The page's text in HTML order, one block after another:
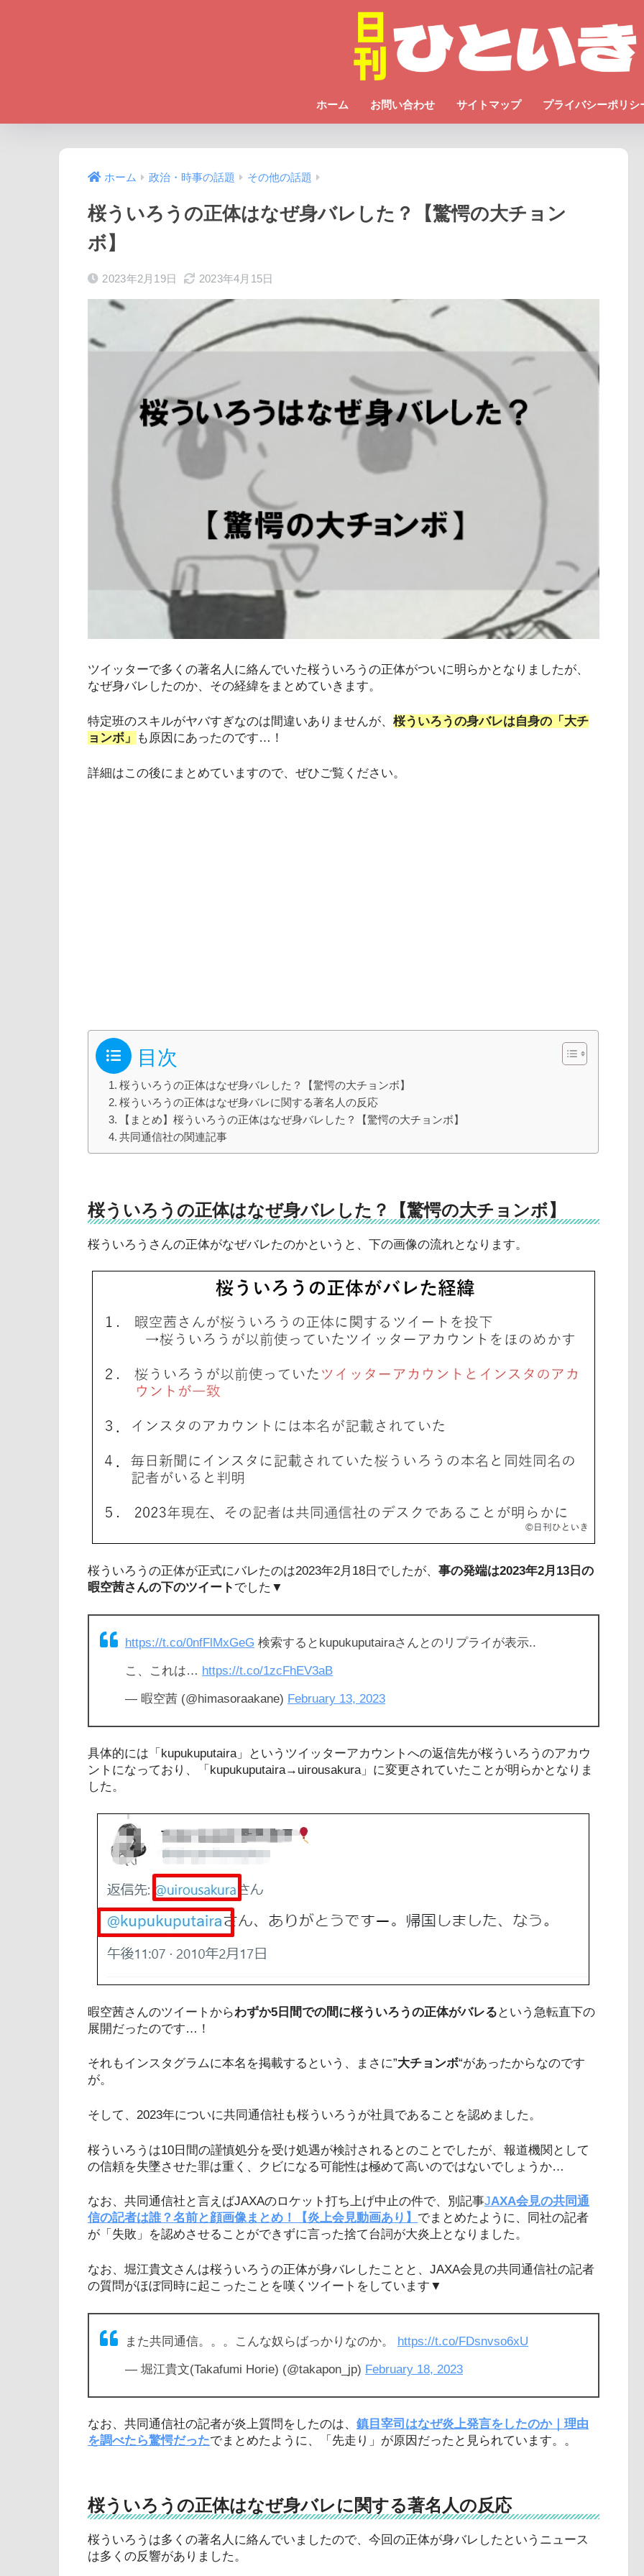
ホーム お問い合わせ サイトマップ プライバシーポリシ
ホーム 政治・時事の話題 その他の話題
桜ういろうの正体はなぜ身バレした？【驚愕の大チョン
ボ】
2023年2月19日 2023年4月15日
ツイッターで多くの著名人に絡んでいた桜ういろうの正体がついに明らかとなりましたが、
なぜ身バレしたのか、その経緯をまとめていきます。
特定班のスキルがヤバすぎなのは間違いありませんが、 桜ういろうの身バレは自身の「大チ
ョンボ」
も原因にあったのです…！
詳細はこの後にまとめていますので、ぜひご覧ください。
目次
桜ういろうの正体はなぜ身バレした？【驚愕の大チョンボ】
桜ういろうの正体はなぜ身バレに関する著名人の反応
【まとめ】桜ういろうの正体はなぜ身バレした？【驚愕の大チョンボ】
共同通信社の関連記事
桜ういろうの正体はなぜ身バレした？【驚愕の大チョンボ】
桜ういろうさんの正体がなぜバレたのかというと、下の画像の流れとなります。
桜ういろうの正体が正式にバレたのは2023年2月18日でしたが、 事の発端は2023年2月13日の
暇空茜さんの下のツイート でした▼
https://t.co/0nfFlMxGeG 検索するとkupukuputairaさんとのリプライが表示..
こ、これは… https://t.co/1zcFhEV3aB
— 暇空茜 (@himasoraakane) February 13, 2023
具体的には「kupukuputaira」というツイッターアカウントへの返信先が桜ういろうのアカウ
ントになっており、「kupukuputaira→uirousakura」に変更されていたことが明らかとなりま
した。
暇空茜さんのツイートからわずか5日間での間に桜ういろうの正体がバレる という急転直下の
展開だったのです…！
それもインスタグラムに本名を掲載するという、まさに”大チョンボ“があったからなのです
が。
そして、2023年についに共同通信社も桜ういろうが社員であることを認めました。
桜ういろうは10日間の謹慎処分を受け処遇が検討されるとのことでしたが、報道機関として
の信頼を失墜させた罪は重く、クビになる可能性は極めて高いのではないでしょうか…
なお、共同通信社と言えばJAXAのロケット打ち上げ中止の件で、別記事JAXA会見の共同通
信の記者は誰？名前と顔画像まとめ！【炎上会見動画あり】 でまとめたように、同社の記者
が「失敗」を認めさせることができずに言った捨て台詞が大炎上となりました。
なお、堀江貴文さんは桜ういろうの正体が身バレしたことと、JAXA会見の共同通信社の記者
の質問がほぼ同時に起こったことを嘆くツイートをしています▼
また共同通信。。。こんな奴らばっかりなのか。 https://t.co/FDsnvso6xU
— 堀江貴文(Takafumi Horie) (@takapon_jp) February 18, 2023
なお、共同通信社の記者が炎上質問をしたのは、 鎮目宰司はなぜ炎上発言をしたのか｜理由
を調べたら驚愕だったでまとめたように、「先走り」が原因だったと見られています。。
桜ういろうの正体はなぜ身バレに関する著名人の反応
桜ういろうは多くの著名人に絡んでいましたので、今回の正体が身バレしたというニュース
は多くの反響がありました。